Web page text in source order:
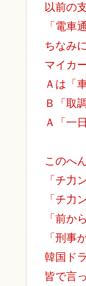
以前の
「電車
ちなみ
マイカ
Ａは「
Ｂ「取
Ａ「一
このへ
「チ力
「チ力
「前か
「刑事
韓国ド
皆で言